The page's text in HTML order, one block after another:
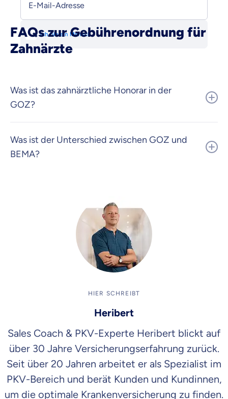
E-Mail-Adresse
FAQs zur Gebührenordnung für
Zahnärzte
Was ist das zahnärztliche Honorar in der
GOZ?
Was ist der Unterschied zwischen GOZ und
BEMA?
HIER SCHREIBT
Heribert
Sales Coach & PKV-Experte Heribert blickt auf
über 30 Jahre Versicherungserfahrung zurück.
Seit über 20 Jahren arbeitet er als Spezialist im
PKV-Bereich und berät Kunden und Kundinnen,
um die optimale Krankenversicherung zu finden.